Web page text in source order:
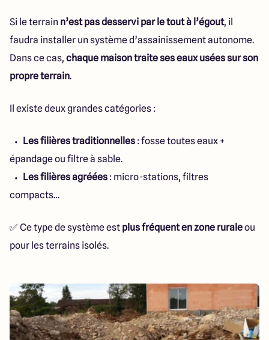
Si le terrain n’est pas desservi par le tout à l’égout, il
faudra installer un système d’assainissement autonome.
Dans ce cas, chaque maison traite ses eaux usées sur son
propre terrain.
Il existe deux grandes catégories :
Les filières traditionnelles : fosse toutes eaux +
épandage ou filtre à sable.
Les filières agréées : micro-stations, filtres
compacts…
✅ Ce type de système est plus fréquent en zone ruraleou
pour les terrains isolés.